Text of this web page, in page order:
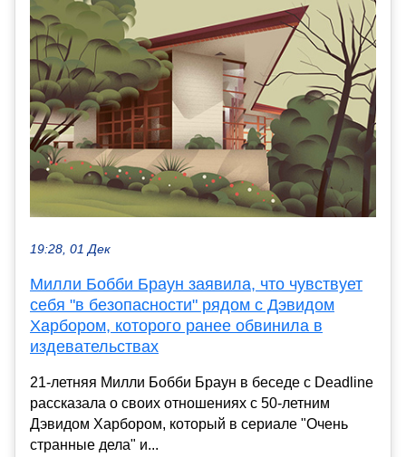
19:28, 01 Дек
Милли Бобби Браун заявила, что чувствует
себя "в безопасности" рядом с Дэвидом
Харбором, которого ранее обвинила в
издевательствах
21-летняя Милли Бобби Браун в беседе с Deadline
рассказала о своих отношениях с 50-летним
Дэвидом Харбором, который в сериале "Очень
странные дела" и...